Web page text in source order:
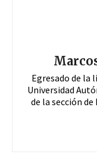
Egresado de la
Universidad
de la sección